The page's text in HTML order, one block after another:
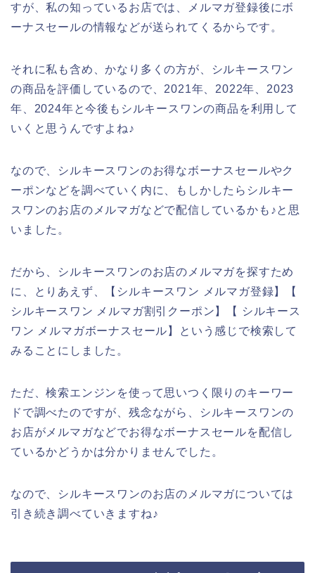
すが、私の知っているお店では、メルマガ登録後にボ
ーナスセールの情報などが送られてくるからです。
それに私も含め、かなり多くの方が、シルキースワン
の商品を評価しているので、2021年、2022年、2023
年、2024年と今後もシルキースワンの商品を利用して
いくと思うんですよね♪
なので、シルキースワンのお得なボーナスセールやク
ーポンなどを調べていく内に、もしかしたらシルキー
スワンのお店のメルマガなどで配信しているかも♪と思
いました。
だから、シルキースワンのお店のメルマガを探すため
に、とりあえず、【シルキースワン メルマガ登録】【
シルキースワン メルマガ割引クーポン】【 シルキース
ワン メルマガボーナスセール】という感じで検索して
みることにしました。
ただ、検索エンジンを使って思いつく限りのキーワー
ドで調べたのですが、残念ながら、シルキースワンの
お店がメルマガなどでお得なボーナスセールを配信し
ているかどうかは分かりませんでした。
なので、シルキースワンのお店のメルマガについては
引き続き調べていきますね♪